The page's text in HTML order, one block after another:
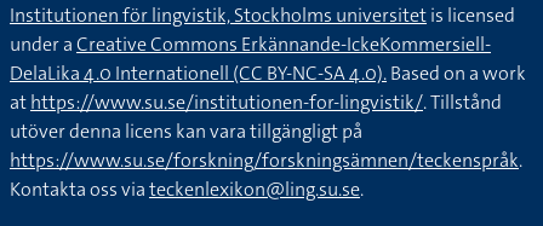
Institutionen för lingvistik, Stockholms universitetis licensed
under aCreative Commons Erkännande-IckeKommersiell-
DelaLika 4.0 Internationell (CC BY-NC-SA 4.0).Based on a work
athttps://www.su.se/institutionen-for-lingvistik/. Tillstånd
utöver denna licens kan vara tillgängligt på
https://www.su.se/forskning/forskningsämnen/teckenspråk.
Kontakta oss viateckenlexikon@ling.su.se.